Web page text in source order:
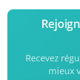
Recevez
mieux